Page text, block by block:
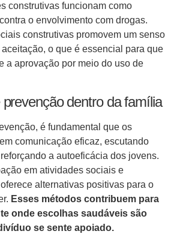
construtivas funcionam como
o envolvimento com drogas.
construtivas promovem um senso
o que é essencial para que
a aprovação por meio do uso de
dentro da família
é fundamental que os
comunicação eficaz, escutando
a autoeficácia dos jovens.
em atividades sociais e
alternativas positivas para o
Esses métodos contribuem para
onde escolhas saudáveis são
se sente apoiado.